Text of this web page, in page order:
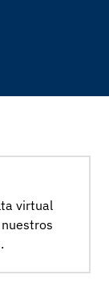
virtual